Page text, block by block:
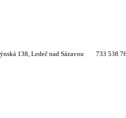
138, Ledeč nad Sázavou 733 538